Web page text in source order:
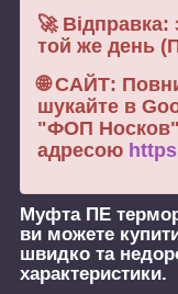
🚀 Відправка:
той же день
🌐 САЙТ:
шукайте в
"ФОП
адресою
Муфта ПЕ
ви можете
швидко та
характеристики.